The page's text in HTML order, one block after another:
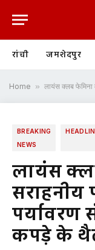
रांची जमशेदपुर
Home » लायंस क्लब फेमिना
BREAKING
NEWS
लायंस
पर्यावरण
कपड़े के